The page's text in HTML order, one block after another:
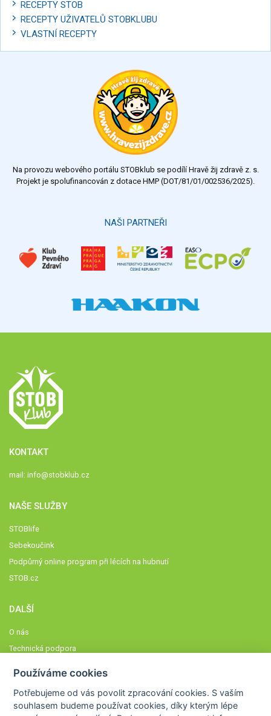
RECEPTY STOB
RECEPTY UŽIVATELŮ STOBKLUBU
VLASTNÍ RECEPTY
Na provozu webového portálu STOBklub se podílí Hravě žij zdravě z. s.
Projekt je spolufinancován z dotace HMP (DOT/81/01/002536/2025).
NAŠI PARTNEŘI
KONTAKT
mail: info@stobklub.cz
NAŠE SLUŽBY
STOBlife
Sebekoučink
Podpůrný online program při lécích na hubnutí
STOB.cz
DALŠÍ
O nás
Technická podpora
Členové STOBklubu
Zásady nakládání s osobními údaji
Používáme cookies
Potřebujeme od vás povolit zpracování cookies. S vaším
souhlasem budeme používat cookies, díky kterým lépe